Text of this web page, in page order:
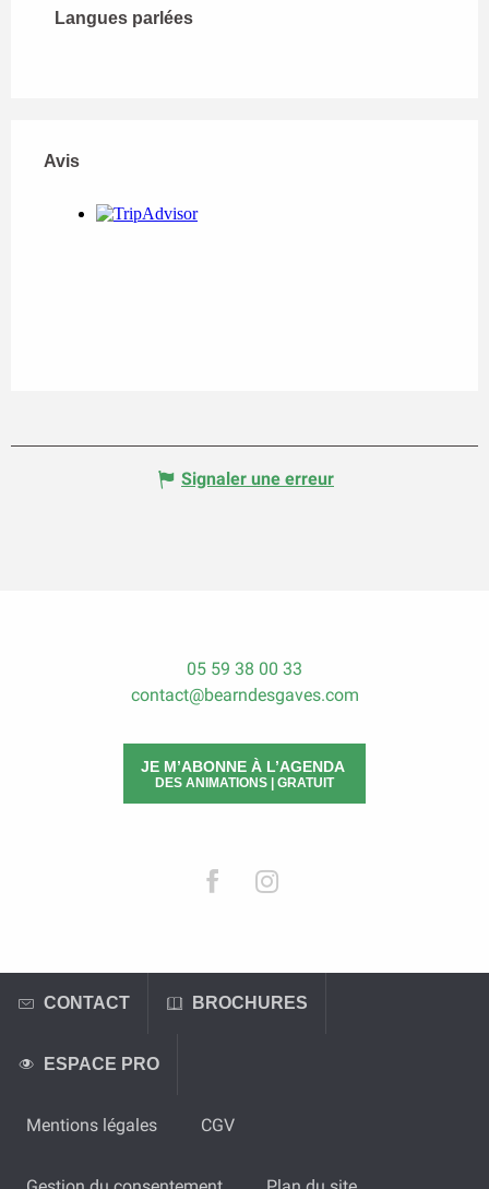
Langues parlées
Langues parlées
Avis
Avis
Signaler une erreur
05 59 38 00 33
contact@bearndesgaves.com
JE M’ABONNE À L’AGENDA
DES ANIMATIONS | GRATUIT
CONTACT BROCHURES
ESPACE PRO
Mentions légales CGV